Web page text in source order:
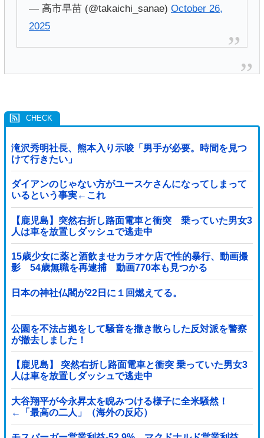
— 高市早苗 (@takaichi_sanae) October 26,
2025
滝沢秀明社長、熊本入り示唆「男手が必要。時間を見つ
けて行きたい」
ダイアンのじゃない方がユースケさんになってしまって
いるという事実←これ
【鹿児島】突然右折し路面電車と衝突 乗っていた男女3
人は車を放置しダッシュで逃走中
15歳少女に薬と酒飲ませカラオケ店で性的暴行、動画撮
影 54歳無職を再逮捕 動画770本も見つかる
日本の神社仏閣が22日に１回燃えてる。
公園を不法占拠をして騒音を撒き散らした反対派を警察
が撤去しました！
【鹿児島】 突然右折し路面電車と衝突 乗っていた男女3
人は車を放置しダッシュで逃走中
大谷翔平が今永昇太を睨みつける様子に全米騒然！
←「最高の二人」（海外の反応）